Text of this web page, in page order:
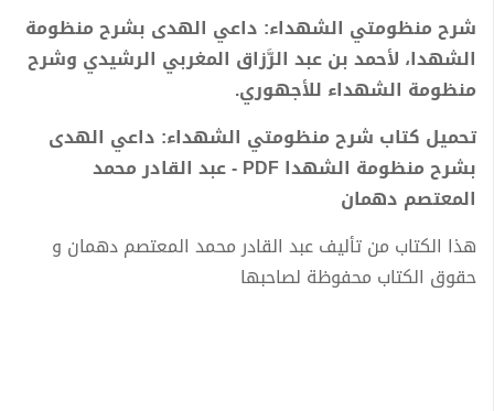
شرح منظومتي الشهداء: داعي الهدى بشرح منظومة
الشهدا، لأحمد بن عبد الرَّزاق المغربي الرشيدي وشرح
منظومة الشهداء للأجهوري.
تحميل كتاب شرح منظومتي الشهداء: داعي الهدى
بشرح منظومة الشهدا PDF - عبد القادر محمد
المعتصم دهمان
هذا الكتاب من تأليف عبد القادر محمد المعتصم دهمان و
حقوق الكتاب محفوظة لصاحبها